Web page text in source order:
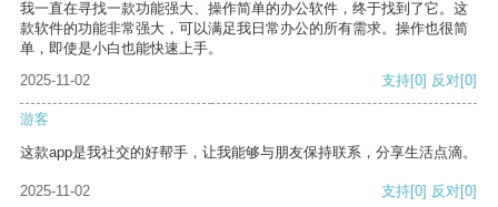
我一直在寻找一款功能强大、操作简单的办公软件，终于找到了它。这
款软件的功能非常强大，可以满足我日常办公的所有需求。操作也很简
单，即使是小白也能快速上手。
2025-11-02
支持[0] 反对[0]
游客
这款app是我社交的好帮手，让我能够与朋友保持联系，分享生活点滴。
2025-11-02 支持[0] 反对[0]